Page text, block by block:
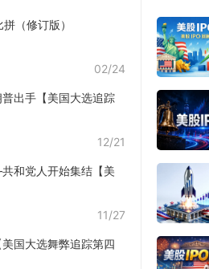
（修订版）
02/24
出手【美国大选追踪
12/21
和党人开始集结【美
11/27
国大选舞弊追踪第四